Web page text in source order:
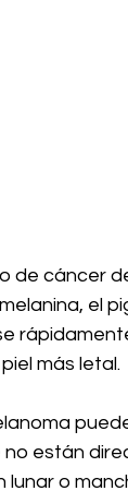
de cáncer
el
más letal.
están
o